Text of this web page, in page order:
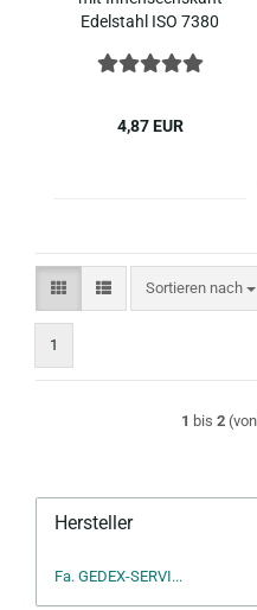
Edel­stahl ISO 7380
4,87 EUR
Sortieren nach
Sortieren nach
1
1 bis 2
Hersteller
Fa. GEDEX-SERVI...